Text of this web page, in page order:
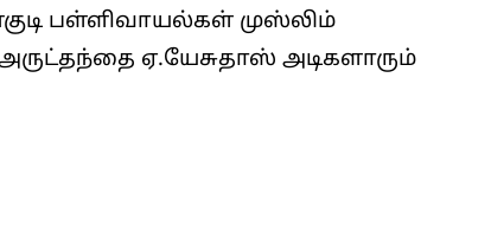
பள்ளிவாயல்கள் முஸ்லிம்
ஏ.யேசுதாஸ் அடிகளாரும்